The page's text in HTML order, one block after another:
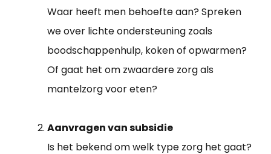
Waar heeft men behoefte aan? Spreken
we over lichte ondersteuning zoals
boodschappenhulp, koken of opwarmen?
Of gaat het om zwaardere zorg als
mantelzorg voor eten?
Aanvragen van subsidie
Is het bekend om welk type zorg het gaat?